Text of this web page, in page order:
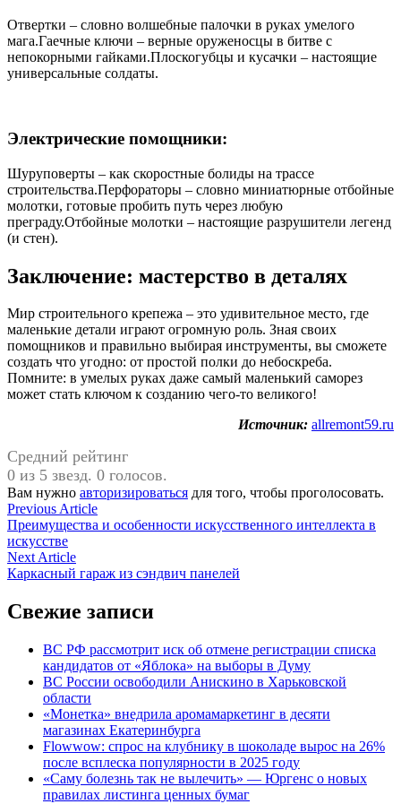
Отвертки – словно волшебные палочки в руках умелого
мага.Гаечные ключи – верные оруженосцы в битве с
непокорными гайками.Плоскогубцы и кусачки – настоящие
универсальные солдаты.
Электрические помощники:
Шуруповерты – как скоростные болиды на трассе
строительства.Перфораторы – словно миниатюрные отбойные
молотки, готовые пробить путь через любую
преграду.Отбойные молотки – настоящие разрушители легенд
(и стен).
Заключение: мастерство в деталях
Мир строительного крепежа – это удивительное место, где
маленькие детали играют огромную роль. Зная своих
помощников и правильно выбирая инструменты, вы сможете
создать что угодно: от простой полки до небоскреба.
Помните: в умелых руках даже самый маленький саморез
может стать ключом к созданию чего-то великого!
Источник: allremont59.ru
Средний рейтинг
0 из 5 звезд. 0 голосов.
Вам нужно авторизироваться для того, чтобы проголосовать.
Навигация
по
записям
Previous ArticlePrevious
article:
Преимущества и особенности искусственного интеллекта в
искусстве
Next ArticleNext
article:
Каркасный гараж из сэндвич панелей
Свежие записи
ВС РФ рассмотрит иск об отмене регистрации списка
кандидатов от «Яблока» на выборы в Думу
ВС России освободили Анискино в Харьковской
области
«Монетка» внедрила аромамаркетинг в десяти
магазинах Екатеринбурга
Flowwow: спрос на клубнику в шоколаде вырос на 26%
после всплеска популярности в 2025 году
«Саму болезнь так не вылечить» — Юргенс о новых
правилах листинга ценных бумаг